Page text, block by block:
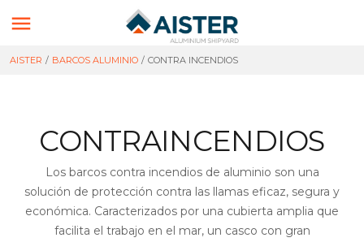

AISTER / BARCOS ALUMINIO / CONTRA INCENDIOS
CONTRAINCENDIOS
Los barcos contra incendios de aluminio son una
solución de protección contra las llamas eficaz, segura y
económica. Caracterizados por una cubierta amplia que
facilita el trabajo en el mar, un casco con gran